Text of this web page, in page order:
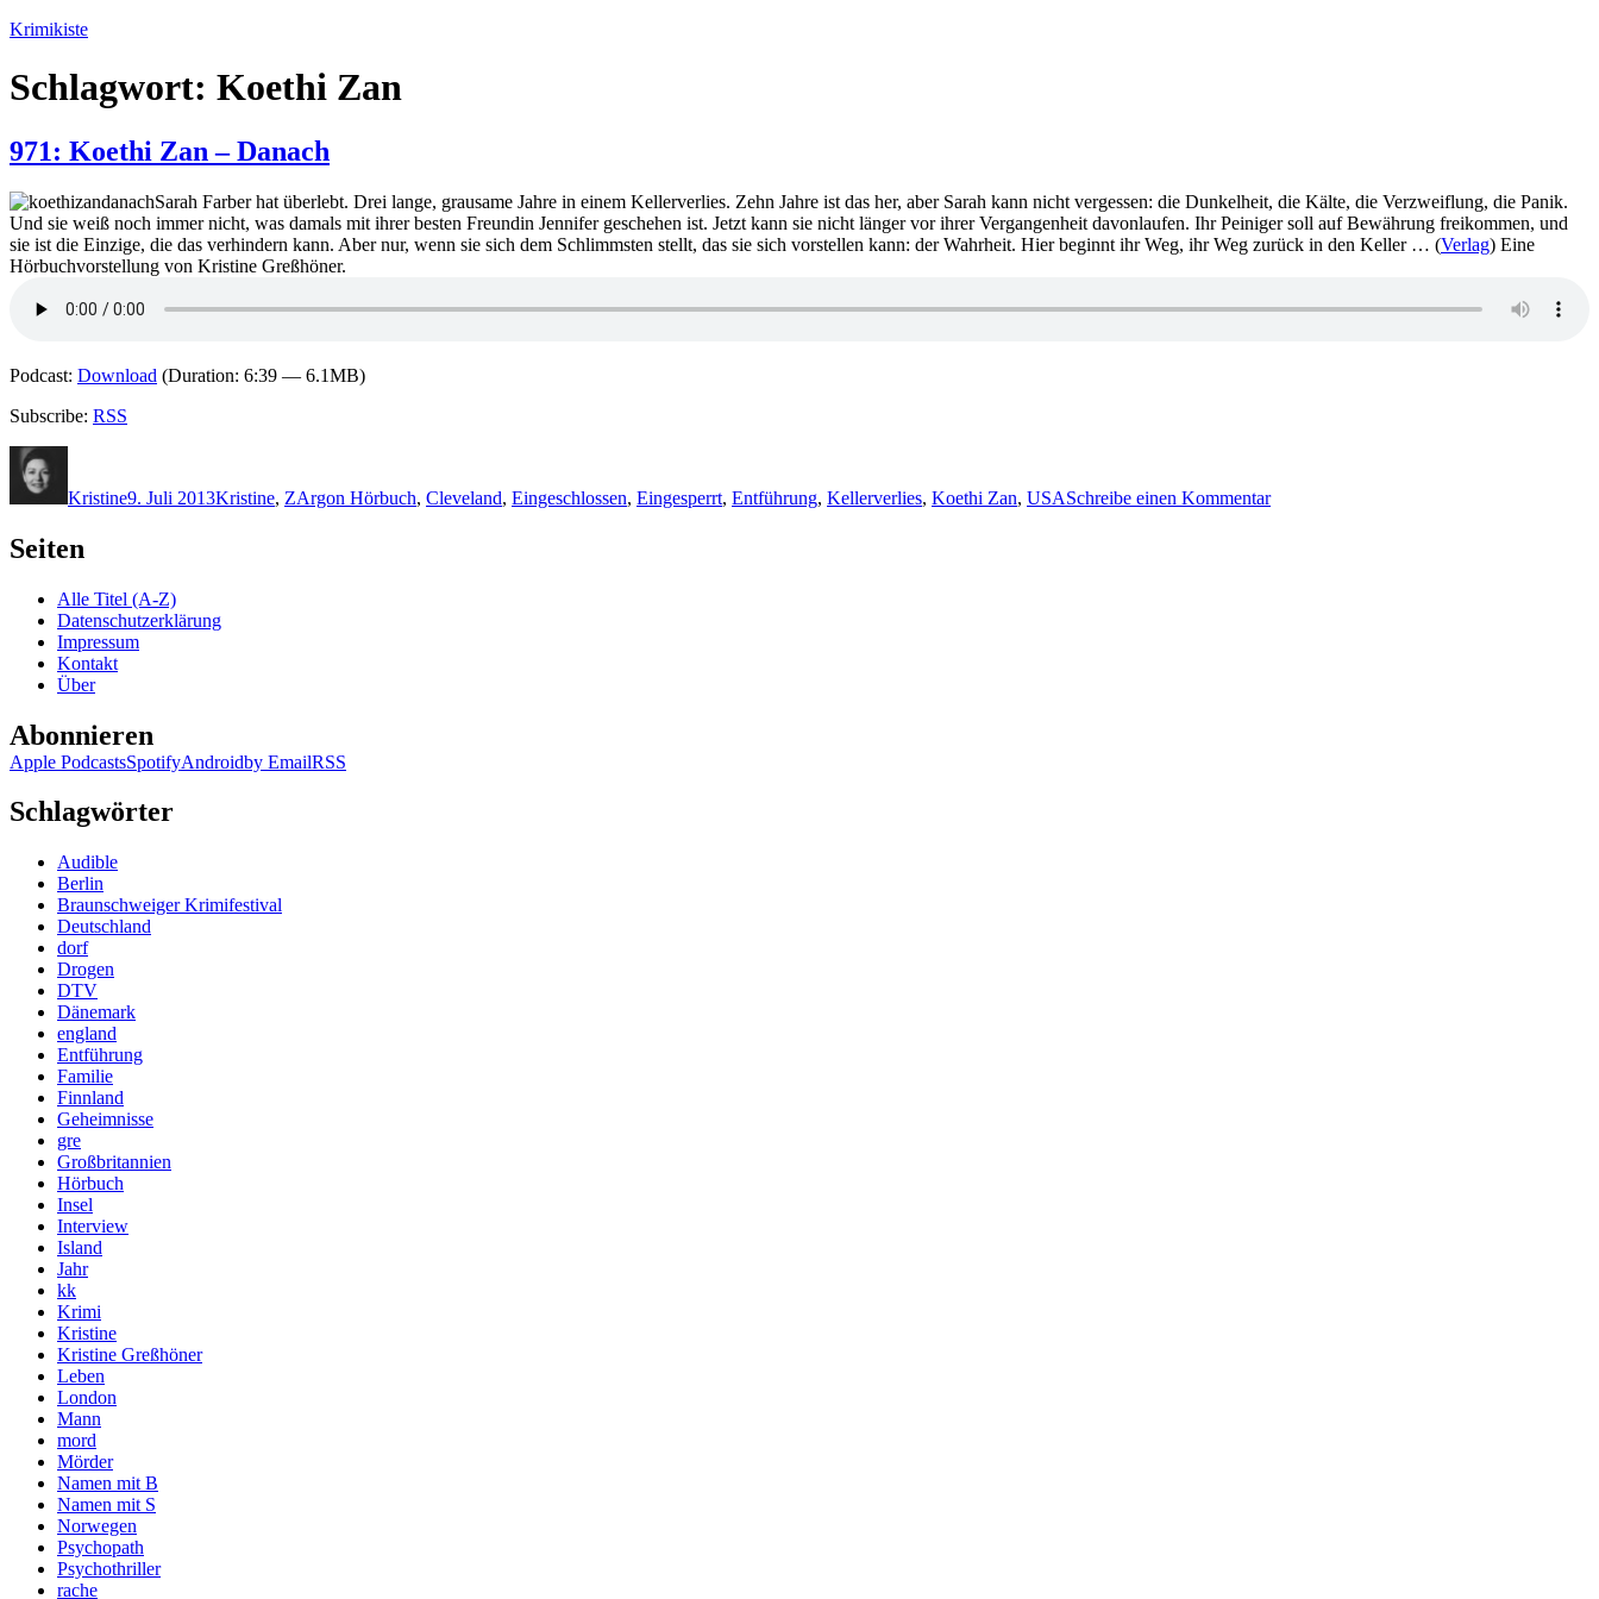
Zum
springen
Krimikiste
Schlagwort: Koethi Zan
971: Koethi Zan – Danach
Sarah Farber hat überlebt. Drei lange, grausame Jahre in einem Kellerverlies. Zehn Jahre ist das her, aber Sarah kann nicht vergessen: die Dunkelheit, die Kälte, die Verzweiflung, die Panik.
Und sie weiß noch immer nicht, was damals mit ihrer besten Freundin Jennifer geschehen ist. Jetzt kann sie nicht länger vor ihrer Vergangenheit davonlaufen. Ihr Peiniger soll auf Bewährung freikommen, und
sie ist die Einzige, die das verhindern kann. Aber nur, wenn sie sich dem Schlimmsten stellt, das sie sich vorstellen kann: der Wahrheit. Hier beginnt ihr Weg, ihr Weg zurück in den Keller … (Verlag) Eine
Hörbuchvorstellung von Kristine Greßhöner.
Podcast: Download (Duration: 6:39 — 6.1MB)
Subscribe: RSS
Kristine9. Juli 2013Kristine, ZArgon Hörbuch, Cleveland, Eingeschlossen, Eingesperrt, Entführung, Kellerverlies, Koethi Zan, USASchreibe einen KommentarKoethi
Seiten
Alle Titel (A-Z)
Datenschutzerklärung
Impressum
Kontakt
Über
Abonnieren
Apple PodcastsSpotifyAndroidby EmailRSS
Schlagwörter
Audible
Berlin
Braunschweiger Krimifestival
Deutschland
dorf
Drogen
DTV
Dänemark
england
Entführung
Familie
Finnland
Geheimnisse
gre
Großbritannien
Hörbuch
Insel
Interview
Island
Jahr
kk
Krimi
Kristine
Kristine Greßhöner
Leben
London
Mann
mord
Mörder
Namen mit B
Namen mit S
Norwegen
Psychopath
Psychothriller
rache